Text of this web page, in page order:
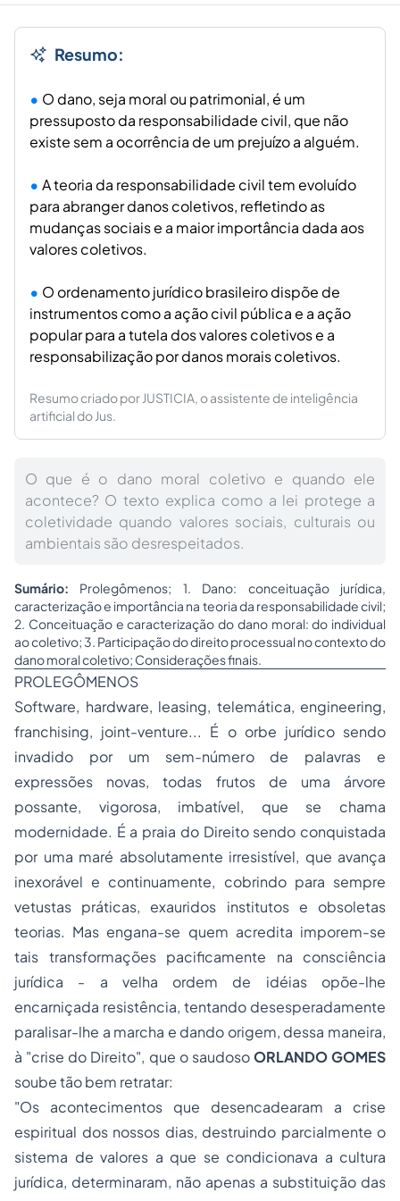
Resumo:
O dano, seja moral ou patrimonial, é um
pressuposto da responsabilidade civil, que não
existe sem a ocorrência de um prejuízo a alguém.
A teoria da responsabilidade civil tem evoluído
para abranger danos coletivos, refletindo as
mudanças sociais e a maior importância dada aos
valores coletivos.
O ordenamento jurídico brasileiro dispõe de
instrumentos como a ação civil pública e a ação
popular para a tutela dos valores coletivos e a
responsabilização por danos morais coletivos.
Resumo criado por JUSTICIA, o assistente de inteligência
artificial do Jus.
O que é o dano moral coletivo e quando ele
acontece? O texto explica como a lei protege a
coletividade quando valores sociais, culturais ou
ambientais são desrespeitados.
Sumário: Prolegômenos; 1. Dano: conceituação jurídica,
caracterização e importância na teoria da responsabilidade civil;
2. Conceituação e caracterização do dano moral: do individual
ao coletivo; 3. Participação do direito processual no contexto do
dano moral coletivo; Considerações finais.
PROLEGÔMENOS
Software, hardware, leasing, telemática, engineering,
franchising, joint-venture... É o orbe jurídico sendo
invadido por um sem-número de palavras e
expressões novas, todas frutos de uma árvore
possante, vigorosa, imbatível, que se chama
modernidade. É a praia do Direito sendo conquistada
por uma maré absolutamente irresistível, que avança
inexorável e continuamente, cobrindo para sempre
vetustas práticas, exauridos institutos e obsoletas
teorias. Mas engana-se quem acredita imporem-se
tais transformações pacificamente na consciência
jurídica - a velha ordem de idéias opõe-lhe
encarniçada resistência, tentando desesperadamente
paralisar-lhe a marcha e dando origem, dessa maneira,
à "crise do Direito", que o saudosoORLANDO GOMES
soube tão bem retratar:
"Os acontecimentos que desencadearam a crise
espiritual dos nossos dias, destruindo parcialmente o
sistema de valores a que se condicionava a cultura
jurídica, determinaram, não apenas a substituição das